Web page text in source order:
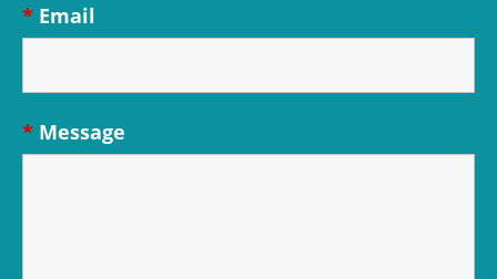
Email
*
Message
*